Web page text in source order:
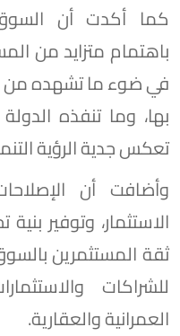
كما أكدت أن
باهتمام متزايد من
في ضوء ما تشهده من
بها، وما تنفذه
تعكس جدية الرؤية
وأضافت أن
الاستثمار، وتوفير
ثقة المستثمرين
للشراكات
العمرانية والعقارية.